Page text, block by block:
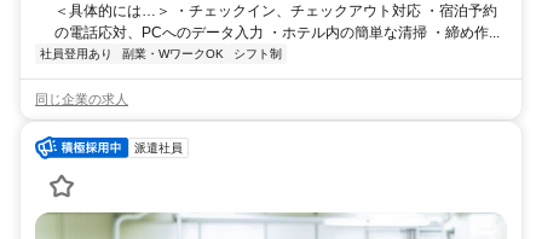
＜具体的には…＞ ・チェックイン、チェックアウト対応 ・宿泊予約
の電話応対、PCへのデータ入力 ・ホテル内の簡単な清掃 ・締め作...
社員登用あり 副業・WワークOK シフト制
同じ企業の求人
派遣社員